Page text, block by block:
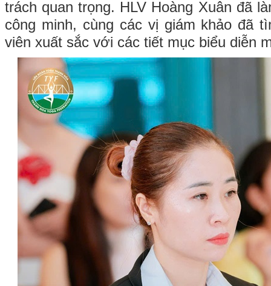
trách quan trọng. HLV Hoàng Xuân đã
công minh, cùng các vị giám khảo đã
viên xuất sắc với các tiết mục biểu diễn